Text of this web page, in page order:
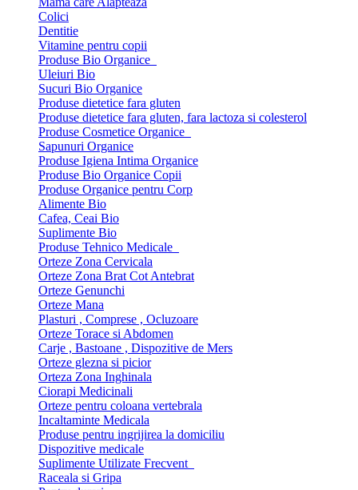
Colici
Dentitie
Vitamine pentru copii
Produse Bio Organice
Uleiuri Bio
Sucuri Bio Organice
Produse dietetice fara gluten
Produse dietetice fara gluten, fara lactoza si colesterol
Produse Cosmetice Organice
Sapunuri Organice
Produse Igiena Intima Organice
Produse Bio Organice Copii
Produse Organice pentru Corp
Alimente Bio
Cafea, Ceai Bio
Suplimente Bio
Produse Tehnico Medicale
Orteze Zona Cervicala
Orteze Zona Brat Cot Antebrat
Orteze Genunchi
Orteze Mana
Plasturi , Comprese , Ocluzoare
Orteze Torace si Abdomen
Carje , Bastoane , Dispozitive de Mers
Orteze glezna si picior
Orteza Zona Inghinala
Ciorapi Medicinali
Orteze pentru coloana vertebrala
Incaltaminte Medicala
Produse pentru ingrijirea la domiciliu
Dispozitive medicale
Suplimente Utilizate Frecvent
Raceala si Gripa